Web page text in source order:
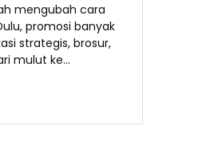
mengubah cara
promosi banyak
strategis, brosur,
mulut ke…